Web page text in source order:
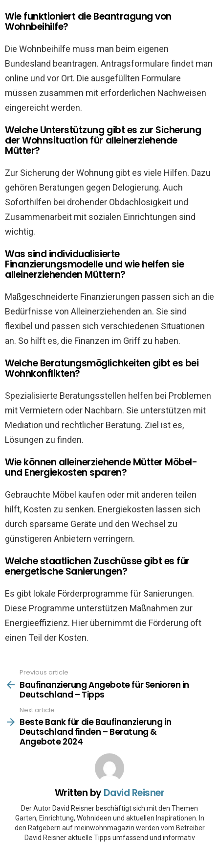
Wie funktioniert die Beantragung von
Wohnbeihilfe?
Die Wohnbeihilfe muss man beim eigenen
Bundesland beantragen. Antragsformulare findet man
online und vor Ort. Die ausgefüllten Formulare
müssen zusammen mit erforderlichen Nachweisen
eingereicht werden.
Welche Unterstützung gibt es zur Sicherung
der Wohnsituation für alleinerziehende
Mütter?
Zur Sicherung der Wohnung gibt es viele Hilfen. Dazu
gehören Beratungen gegen Delogierung. Auch
Soforthilfen bei drohender Obdachlosigkeit und
Zusammenarbeit mit sozialen Einrichtungen sind
wichtig.
Was sind individualisierte
Finanzierungsmodelle und wie helfen sie
alleinerziehenden Müttern?
Maßgeschneiderte Finanzierungen passen sich an die
Bedürfnisse von Alleinerziehenden an. Sie sind
flexibel und passen sich verschiedenen Situationen
an. So hilft es, die Finanzen im Griff zu haben.
Welche Beratungsmöglichkeiten gibt es bei
Wohnkonflikten?
Spezialisierte Beratungsstellen helfen bei Problemen
mit Vermietern oder Nachbarn. Sie unterstützen mit
Mediation und rechtlicher Beratung. Ziel ist es,
Lösungen zu finden.
Wie können alleinerziehende Mütter Möbel-
und Energiekosten sparen?
Gebrauchte Möbel kaufen oder mit anderen teilen
hilft, Kosten zu senken. Energiekosten lassen sich
durch sparsame Geräte und den Wechsel zu
günstigeren Anbietern verringern.
Welche staatlichen Zuschüsse gibt es für
energetische Sanierungen?
Es gibt lokale Förderprogramme für Sanierungen.
Diese Programme unterstützen Maßnahmen zur
Energieeffizienz. Hier übernimmt die Förderung oft
einen Teil der Kosten.
more
Previous article
Baufinanzierung Angebote für Senioren in
Deutschland – Tipps
Next article
Beste Bank für die Baufinanzierung in
Deutschland finden – Beratung &
Angebote 2024
Written byDavid Reisner
Der Autor David Reisner beschäftigt sich mit den Themen
Garten, Einrichtung, Wohnideen und aktuellen Inspirationen. In
den Ratgebern auf meinwohnmagazin werden vom Betreiber
David Reisner aktuelle Tipps umfassend und informativ